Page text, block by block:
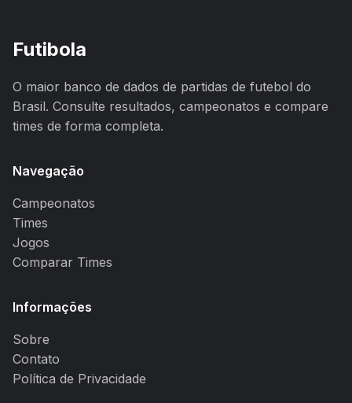
Futibola
O maior banco de dados de partidas de futebol do
Brasil. Consulte resultados, campeonatos e compare
times de forma completa.
Navegação
Campeonatos
Times
Jogos
Comparar Times
Informações
Sobre
Contato
Política de Privacidade